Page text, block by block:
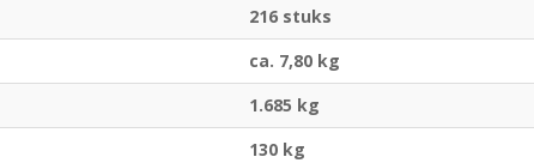
216 stuks
ca. 7,80 kg
1.685 kg
130 kg